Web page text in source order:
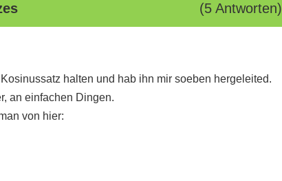
(5 Antworten)
halten und hab ihn mir soeben hergeleited.
an einfachen Dingen.
von hier: